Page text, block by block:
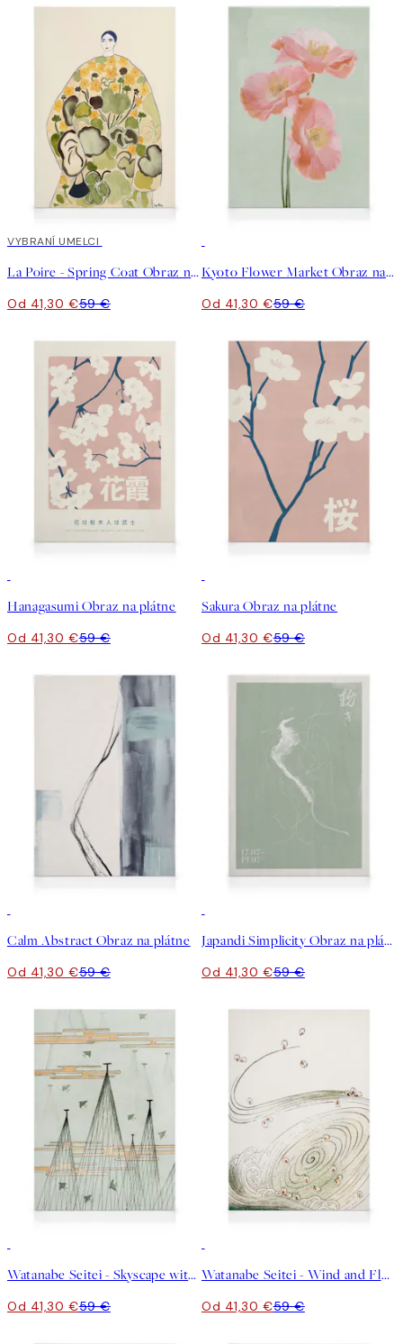
30%*
VYBRANÍ UMELCI
La Poire - Spring Coat Obraz na plátne
Od 41,30 €59 €
Kyoto Flower Market Obraz na plátne
Od 41,30 €59 €
Hanagasumi Obraz na plátne
Od 41,30 €59 €
Sakura Obraz na plátne
Od 41,30 €59 €
Calm Abstract Obraz na plátne
Od 41,30 €59 €
Japandi Simplicity Obraz na plátne
Od 41,30 €59 €
Watanabe Seitei - Skyscape with Birds Flying Obraz na plátne
Od 41,30 €59 €
Watanabe Seitei - Wind and Flower Obraz na plátne
Od 41,30 €59 €